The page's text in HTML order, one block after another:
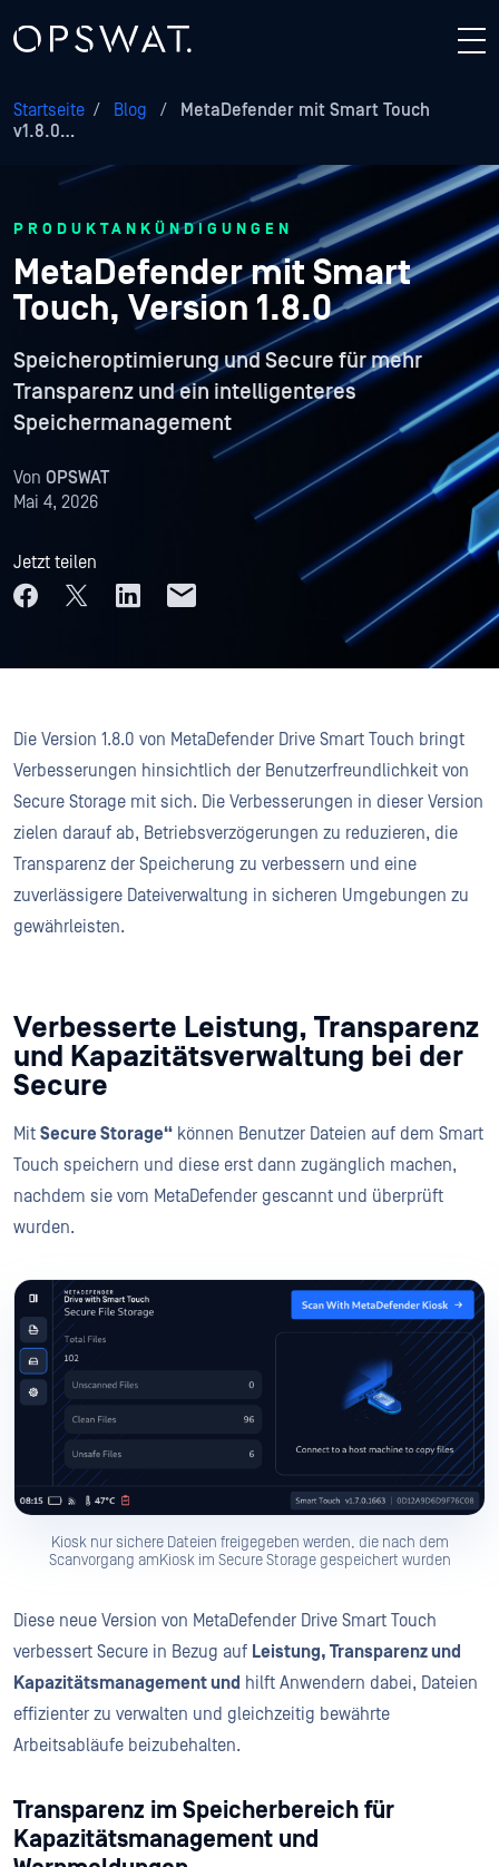
Startseite / Blog /
MetaDefender mit Smart Touch
v1.8.0…
PRODUKTANKÜNDIGUNGEN
MetaDefender mit Smart
Touch, Version 1.8.0
Speicheroptimierung und Secure für mehr
Transparenz und ein intelligenteres
Speichermanagement
Von OPSWAT
Mai 4, 2026
Jetzt teilen
Die Version 1.8.0 von MetaDefender Drive Smart Touch bringt
Verbesserungen hinsichtlich der Benutzerfreundlichkeit von
Secure Storage mit sich. Die Verbesserungen in dieser Version
zielen darauf ab, Betriebsverzögerungen zu reduzieren, die
Transparenz der Speicherung zu verbessern und eine
zuverlässigere Dateiverwaltung in sicheren Umgebungen zu
gewährleisten.
Verbesserte Leistung, Transparenz
und Kapazitätsverwaltung bei der
Secure
Mit Secure Storage“ können Benutzer Dateien auf dem Smart
Touch speichern und diese erst dann zugänglich machen,
nachdem sie vom MetaDefender gescannt und überprüft
wurden.
Kiosk nur sichere Dateien freigegeben werden, die nach dem
Scanvorgang amKiosk im Secure Storage gespeichert wurden
Diese neue Version von MetaDefender Drive Smart Touch
verbessert Secure in Bezug auf Leistung, Transparenz und
Kapazitätsmanagement und hilft Anwendern dabei, Dateien
effizienter zu verwalten und gleichzeitig bewährte
Arbeitsabläufe beizubehalten.
Transparenz im Speicherbereich für
Kapazitätsmanagement und